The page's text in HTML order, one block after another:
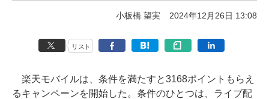
小板橋 望実 2024年12月26日 13:08
リスト
楽天モバイルは、条件を満たすと3168ポイントもらえ
るキャンペーンを開始した。条件のひとつは、ライブ配